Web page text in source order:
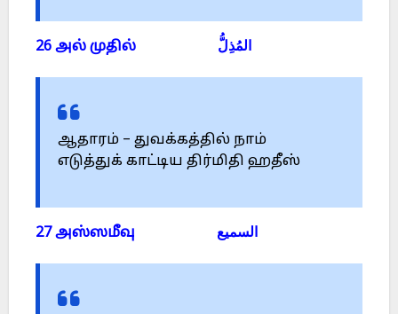
26 அல் முதில் المُذِلُّ
ஆதாரம் – துவக்கத்தில் நாம்
எடுத்துக் காட்டிய திர்மிதி ஹதீஸ்